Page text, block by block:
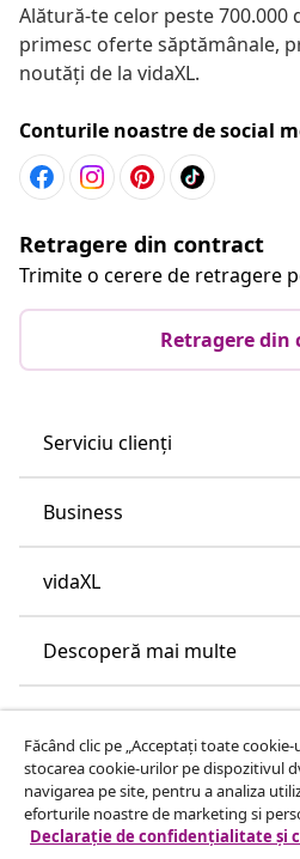
Alătură-te celor peste
primesc oferte săptămânale,
noutăți de la vidaXL.
Conturile noastre de social
Retragere din contract
Trimite o cerere de retragere
Retragere din
Serviciu clienți
Business
vidaXL
Descoperă mai multe
Făcând clic pe „Acceptați toate
stocarea cookie-urilor pe dispozitivul
navigarea pe site, pentru a analiza
eforturile noastre de marketing si
Declarație de confidențialitate și